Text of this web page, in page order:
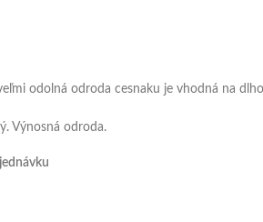
odolná odroda cesnaku je vhodná na
Výnosná odroda.